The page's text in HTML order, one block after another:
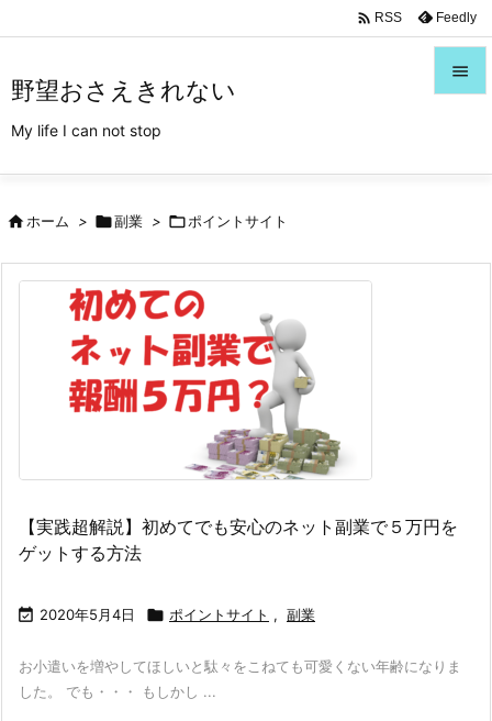
野望おさえきれない
My life I can not stop


 RSS Feedly
ホーム > 副業 > ポイントサイト
【実践超解説】初めてでも安心のネット副業で５万円を
ゲットする方法
 2020年5月4日  ポイントサイト , 副業
お小遣いを増やしてほしいと駄々をこねても可愛くない年齢になりま
した。 でも・・・ もしかし ...